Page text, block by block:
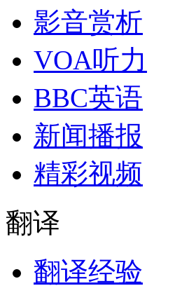
影音赏析
VOA听力
BBC英语
新闻播报
精彩视频
翻译
翻译经验